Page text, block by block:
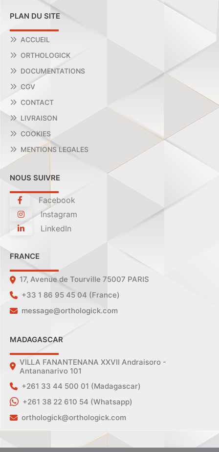
PLAN DU SITE
ACCUEIL
ORTHOLOGICK
DOCUMENTATIONS
CGV
CONTACT
LIVRAISON
COOKIES
MENTIONS LEGALES
NOUS SUIVRE
Facebook
Instagram
LinkedIn
FRANCE
17, Avenue de Tourville 75007 PARIS
+33 1 86 95 45 04 (France)
message@orthologick.com
MADAGASCAR
VILLA FANANTENANA XXVII Andraisoro -
Antananarivo 101
+261 33 44 500 01 (Madagascar)
+261 38 22 610 54 (Whatsapp)
orthologick@orthologick.com